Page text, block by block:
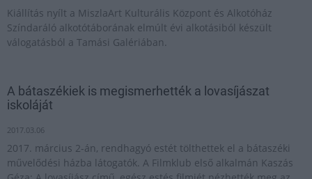
Kiállítás nyílt a MiszlaArt Kulturális Központ és Alkotóház
Színdaráló alkotótáborának elmúlt évi alkotásiból készült
válogatásból a Tamási Galériában.
A bátaszékiek is megismerhették a lovasíjászat
iskoláját
2017.03.06
2017. március 2-án, rendhagyó estét tölthettek el a bátaszéki
művelődési házba látogatók. A Filmklub első alkalmán Kaszás